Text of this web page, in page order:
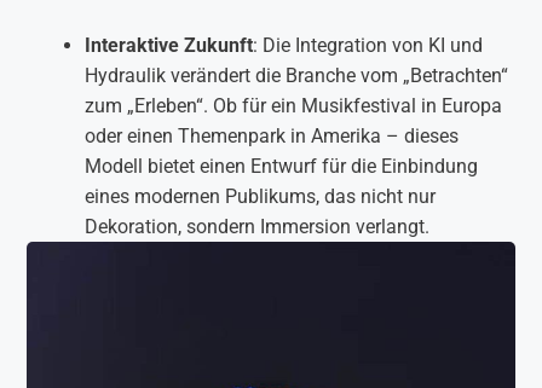
Interaktive Zukunft: Die Integration von KI und
Hydraulik verändert die Branche vom „Betrachten“
zum „Erleben“. Ob für ein Musikfestival in Europa
oder einen Themenpark in Amerika – dieses
Modell bietet einen Entwurf für die Einbindung
eines modernen Publikums, das nicht nur
Dekoration, sondern Immersion verlangt.